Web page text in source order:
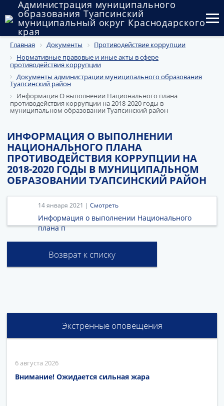
Администрация муниципального
образования Туапсинский
муниципальный округ Краснодарского
края
Округ
Администрация
Муниципальные закупки
Государственный и муниципальный контроль
Муниципальное имущество
Публичные слушания и общественные обсуждения
Документы
Главная Документы
Противодействие коррупции
Нормативные правовые и иные акты в сфере
противодействия коррупции
Документы администрации муниципального образования
Туапсинский район
Информация О выполнении Национального плана
противодействия коррупции на 2018-2020 годы в
муниципальном образовании Туапсинский район
ИНФОРМАЦИЯ О ВЫПОЛНЕНИИ
НАЦИОНАЛЬНОГО ПЛАНА
ПРОТИВОДЕЙСТВИЯ КОРРУПЦИИ НА
2018-2020 ГОДЫ В МУНИЦИПАЛЬНОМ
ОБРАЗОВАНИИ ТУАПСИНСКИЙ РАЙОН
14 января 2021 | Смотреть
Информация о выполнении Национального
плана п
Возврат к списку
Экстренные оповещения
6 августа 2026
Внимание! Ожидается сильная жара